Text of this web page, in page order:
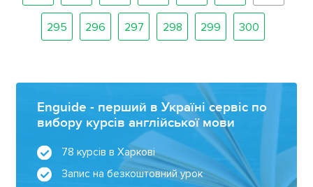
295 296 297 298 299 300
Enguide - перший в Україні сервіс по
вибору курсів англійської мови
78 курсів в Харкові
Запис на безкоштовний урок